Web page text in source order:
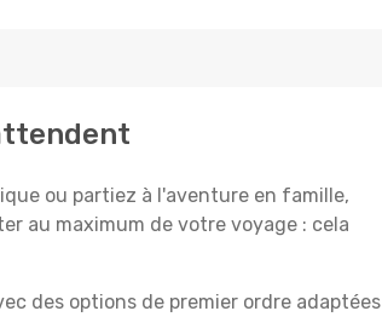
ou partiez à l'aventure en famille,
au maximum de votre voyage : cela
des options de premier ordre adaptées